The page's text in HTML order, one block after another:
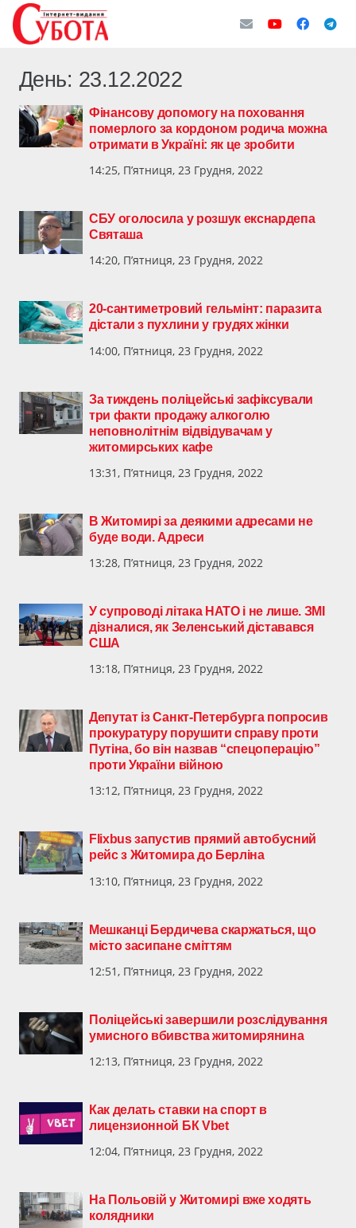
День: 23.12.2022
Фінансову допомогу на поховання
померлого за кордоном родича можна
отримати в Україні: як це зробити
14:25, П’ятниця, 23 Грудня, 2022
СБУ оголосила у розшук екснардепа
Святаша
14:20, П’ятниця, 23 Грудня, 2022
20-сантиметровий гельмінт: паразита
дістали з пухлини у грудях жінки
14:00, П’ятниця, 23 Грудня, 2022
За тиждень поліцейські зафіксували
три факти продажу алкоголю
неповнолітнім відвідувачам у
житомирських кафе
13:31, П’ятниця, 23 Грудня, 2022
В Житомирі за деякими адресами не
буде води. Адреси
13:28, П’ятниця, 23 Грудня, 2022
У супроводі літака НАТО і не лише. ЗМІ
дізналися, як Зеленський діставався
США
13:18, П’ятниця, 23 Грудня, 2022
Депутат із Санкт-Петербурга попросив
прокуратуру порушити справу проти
Путіна, бо він назвав “спецоперацію”
проти України війною
13:12, П’ятниця, 23 Грудня, 2022
Flixbus запустив прямий автобусний
рейс з Житомира до Берліна
13:10, П’ятниця, 23 Грудня, 2022
Мешканці Бердичева скаржаться, що
місто засипане сміттям
12:51, П’ятниця, 23 Грудня, 2022
Поліцейські завершили розслідування
умисного вбивства житомирянина
12:13, П’ятниця, 23 Грудня, 2022
Как делать ставки на спорт в
лицензионной БК Vbet
12:04, П’ятниця, 23 Грудня, 2022
На Польовій у Житомирі вже ходять
колядники